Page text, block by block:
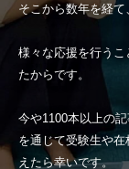
そこから数年を経て
様々な応援を行う
たからです。
今や1100本以上の
を通じて受験生や
えたら幸いです。